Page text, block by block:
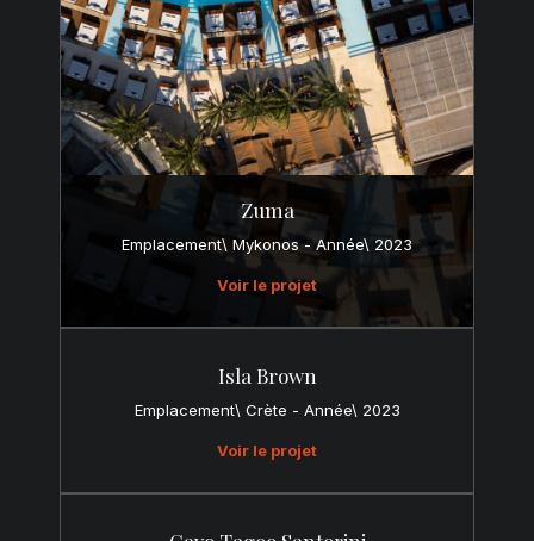
Zuma
Emplacement\ Mykonos - Année\ 2023
Voir le projet
Isla Brown
Emplacement\ Crète - Année\ 2023
Voir le projet